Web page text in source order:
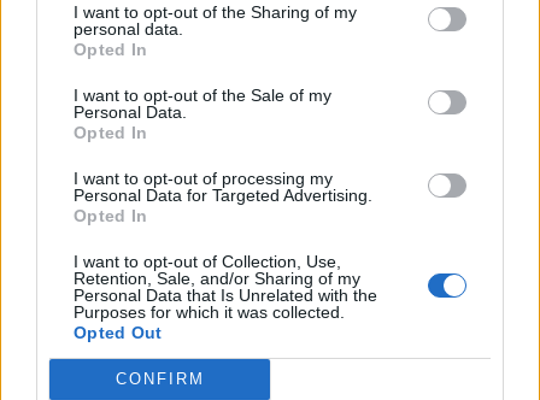
I want to opt-out of the Sharing of my
personal data.
Opted In
I want to opt-out of the Sale of my
Personal Data.
Opted In
I want to opt-out of processing my
Personal Data for Targeted Advertising.
Opted In
I want to opt-out of Collection, Use,
Retention, Sale, and/or Sharing of my
Personal Data that Is Unrelated with the
Purposes for which it was collected.
Opted Out
CONFIRM